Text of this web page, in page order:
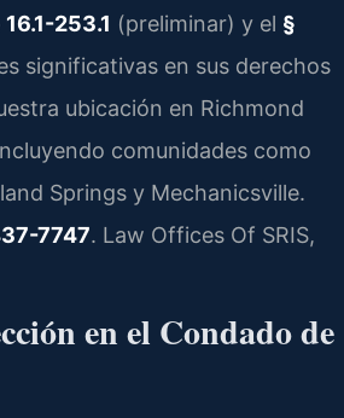
253.1 (preliminar) y el §
significativas en sus derechos
ubicación en Richmond
comunidades como
Springs y Mechanicsville.
7747. Law Offices Of SRIS,
en el Condado de